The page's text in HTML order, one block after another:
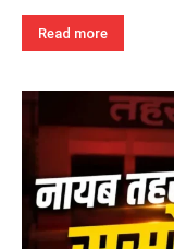
Read more